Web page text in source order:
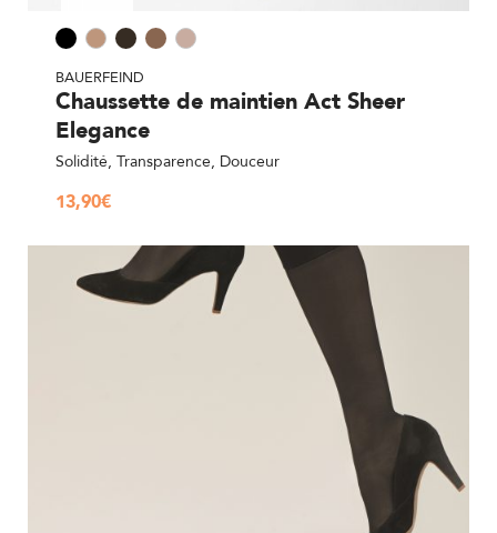
BAUERFEIND
Chaussette de maintien Act Sheer
Elegance
Solidité, Transparence, Douceur
13,90€